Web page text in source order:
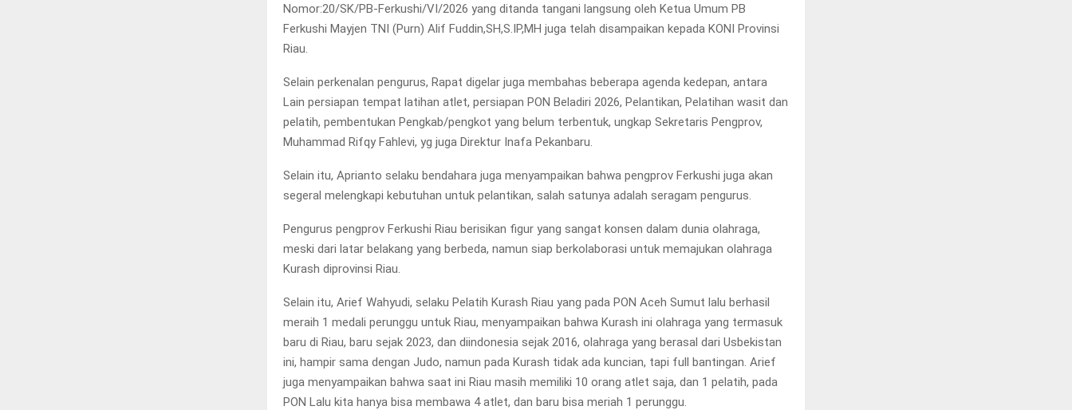
Nomor:20/SK/PB-Ferkushi/VI/2026 yang ditanda tangani langsung oleh Ketua Umum PB
Ferkushi Mayjen TNI (Purn) Alif Fuddin,SH,S.IP,MH juga telah disampaikan kepada KONI Provinsi
Riau.
Selain perkenalan pengurus, Rapat digelar juga membahas beberapa agenda kedepan, antara
Lain persiapan tempat latihan atlet, persiapan PON Beladiri 2026, Pelantikan, Pelatihan wasit dan
pelatih, pembentukan Pengkab/pengkot yang belum terbentuk, ungkap Sekretaris Pengprov,
Muhammad Rifqy Fahlevi, yg juga Direktur Inafa Pekanbaru.
Selain itu, Aprianto selaku bendahara juga menyampaikan bahwa pengprov Ferkushi juga akan
segeral melengkapi kebutuhan untuk pelantikan, salah satunya adalah seragam pengurus.
Pengurus pengprov Ferkushi Riau berisikan figur yang sangat konsen dalam dunia olahraga,
meski dari latar belakang yang berbeda, namun siap berkolaborasi untuk memajukan olahraga
Kurash diprovinsi Riau.
Selain itu, Arief Wahyudi, selaku Pelatih Kurash Riau yang pada PON Aceh Sumut lalu berhasil
meraih 1 medali perunggu untuk Riau, menyampaikan bahwa Kurash ini olahraga yang termasuk
baru di Riau, baru sejak 2023, dan diindonesia sejak 2016, olahraga yang berasal dari Usbekistan
ini, hampir sama dengan Judo, namun pada Kurash tidak ada kuncian, tapi full bantingan. Arief
juga menyampaikan bahwa saat ini Riau masih memiliki 10 orang atlet saja, dan 1 pelatih, pada
PON Lalu kita hanya bisa membawa 4 atlet, dan baru bisa meriah 1 perunggu.